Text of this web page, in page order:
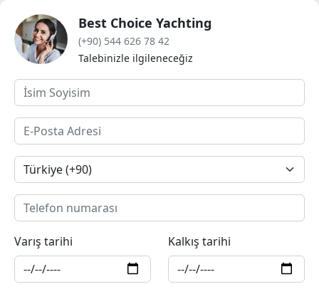
Best Choice Yachting
(+90) 544 626 78 42
Talebinizle ilgileneceğiz
Varış tarihi Kalkış tarihi